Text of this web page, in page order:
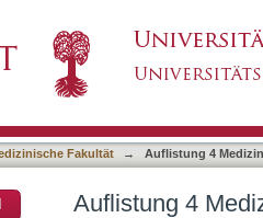
Fakultät → Auflistung 4
Auflistung 4